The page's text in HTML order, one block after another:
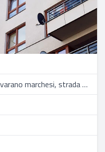
Medesano, Frazione varano marchesi, strada valle, 38